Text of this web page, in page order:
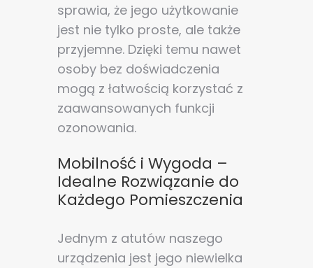
sprawia, że jego użytkowanie
jest nie tylko proste, ale także
przyjemne. Dzięki temu nawet
osoby bez doświadczenia
mogą z łatwością korzystać z
zaawansowanych funkcji
ozonowania.
Mobilność i Wygoda –
Idealne Rozwiązanie do
Każdego Pomieszczenia
Jednym z atutów naszego
urządzenia jest jego niewielka